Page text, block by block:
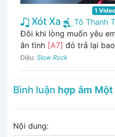
1 Video
Xót Xa
Tô Thanh
Đôi khi lòng muốn yêu
ân tình [A7] đó trả lại bao
Điệu: Slow Rock
Bình luận hợp âm
Nội dung: